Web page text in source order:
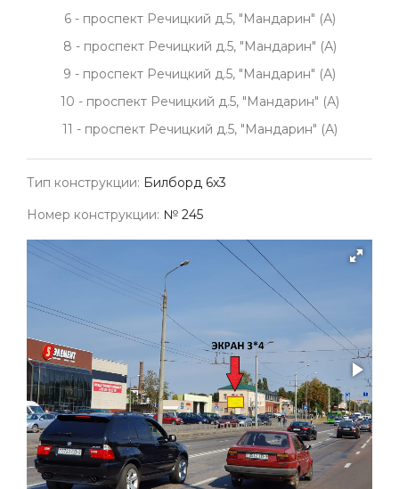
6 - проспект Речицкий д.5, "Мандарин" (А)
8 - проспект Речицкий д.5, "Мандарин" (А)
9 - проспект Речицкий д.5, "Мандарин" (А)
10 - проспект Речицкий д.5, "Мандарин" (А)
11 - проспект Речицкий д.5, "Мандарин" (А)
Тип конструкции: Билборд 6х3
Номер конструкции: № 245